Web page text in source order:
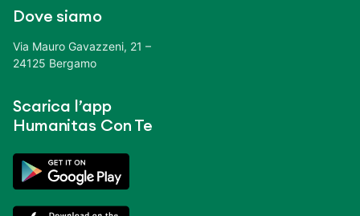
Dove siamo
Via Mauro Gavazzeni, 21 –
24125 Bergamo
Scarica l’app
Humanitas Con Te